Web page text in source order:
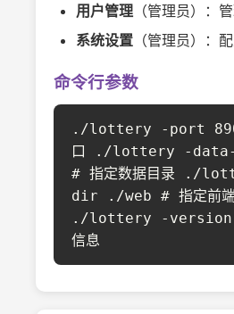
用户管理 （管理员）：
系统设置 （管理员）：
命令行参数
./lottery -port
口 ./lottery -
# 指定数据目录 ./
dir ./web # 指定前端
./lottery -version
信息